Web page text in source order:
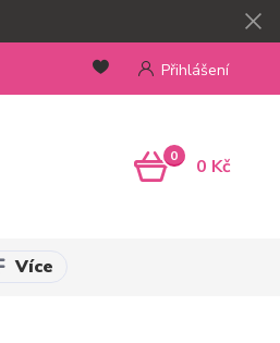
Přihlášení
0 0 Kč
Více